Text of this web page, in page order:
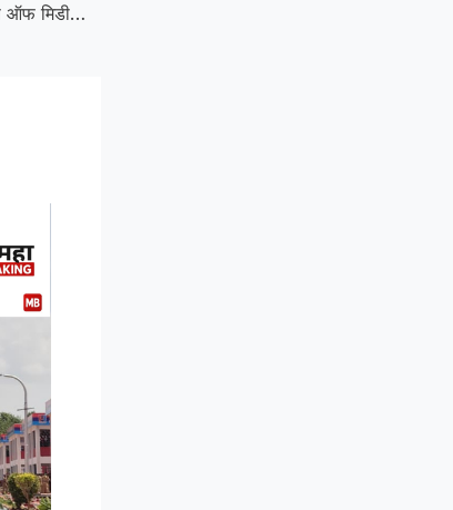
Shankarrao Jogi : व्हाईस ऑफ मिडीयाच्या अकोला जिल्हाध्यक्षपदी शंकरराव जोगी